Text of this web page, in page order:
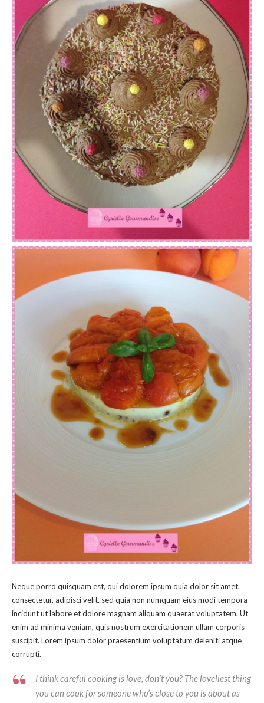
Neque porro quisquam est, qui dolorem ipsum quia dolor sit amet,
consectetur, adipisci velit, sed quia non numquam eius modi tempora
incidunt ut labore et dolore magnam aliquam quaerat voluptatem. Ut
enim ad minima veniam, quis nostrum exercitationem ullam corporis
suscipit. Lorem ipsum dolor praesentium voluptatum deleniti atque
corrupti.
I think careful cooking is love, don’t you? The loveliest thing
you can cook for someone who’s close to you is about as